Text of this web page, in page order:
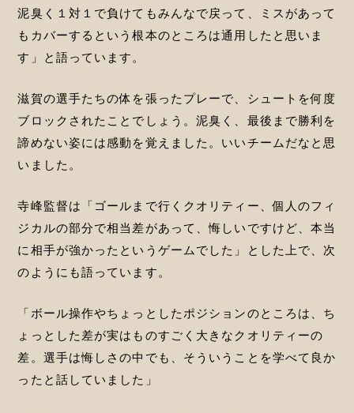
泥臭く１対１で負けてもみんなで戻って、ミスがあって
もカバーするという根本のところは通用したと思いま
す」と語っています。
滋賀の選手たちの体を張ったプレーで、シュートを何度
ブロックされたことでしょう。泥臭く、最後まで勝利を
諦めない姿には感動を覚えました。いいチームだなと思
いました。
寺峰監督は「ゴールまで行くクオリティー、個人のフィ
ジカルの部分で相当差があって、悔しいですけど、本当
に相手が強かったというゲームでした」とした上で、次
のようにも語っています。
「ボール操作やちょっとしたポジションのところは、ち
ょっとした差が実はものすごく大きなクオリティーの
差。選手は悔しさの中でも、そういうことを学べて良か
ったと話していました」